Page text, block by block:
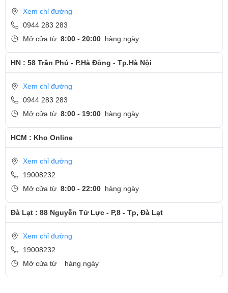
Xem chỉ đường
0944 283 283
Mở cửa từ 8:00 - 20:00 hàng ngày
HN : 58 Trần Phú - P.Hà Đông - Tp.Hà Nội
Xem chỉ đường
0944 283 283
Mở cửa từ 8:00 - 19:00 hàng ngày
HCM : Kho Online
Xem chỉ đường
19008232
Mở cửa từ 8:00 - 22:00 hàng ngày
Đà Lạt : 88 Nguyễn Tử Lực - P,8 - Tp, Đà Lạt
Xem chỉ đường
19008232
Mở cửa từ
hàng ngày